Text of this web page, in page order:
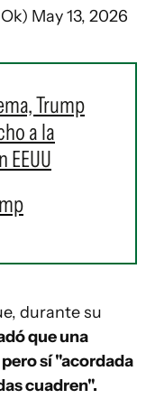
May 13, 2026
Trump
a la
durante su
que una
sí "acordada
cuadren".